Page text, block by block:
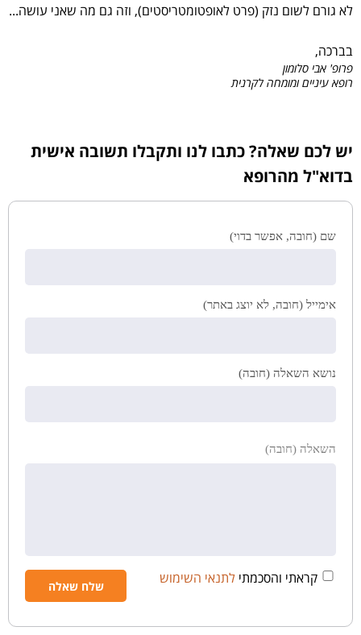
לא גורם לשום נזק (פרט לאופטומטריסטים), וזה גם מה שאני עושה...
בברכה,
פרופ' אבי סלומון
רופא עיניים ומומחה לקרנית
יש לכם שאלה? כתבו לנו ותקבלו תשובה אישית
בדוא"ל מהרופא
שם (חובה, אפשר בדוי)
אימייל (חובה, לא יוצג באתר)
נושא השאלה (חובה)
השאלה (חובה)
קראתי והסכמתי לתנאי השימוש